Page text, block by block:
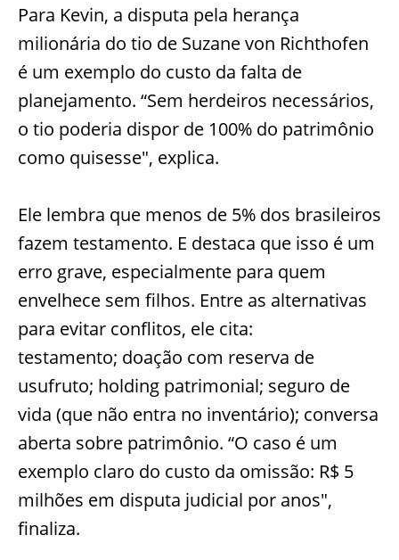
Para Kevin, a disputa pela herança
milionária do tio de Suzane von Richthofen
é um exemplo do custo da falta de
planejamento. “Sem herdeiros necessários,
o tio poderia dispor de 100% do patrimônio
como quisesse", explica.
Ele lembra que menos de 5% dos brasileiros
fazem testamento. E destaca que isso é um
erro grave, especialmente para quem
envelhece sem filhos. Entre as alternativas
para evitar conflitos, ele cita:
testamento; doação com reserva de
usufruto; holding patrimonial; seguro de
vida (que não entra no inventário); conversa
aberta sobre patrimônio. “O caso é um
exemplo claro do custo da omissão: R$ 5
milhões em disputa judicial por anos",
finaliza.